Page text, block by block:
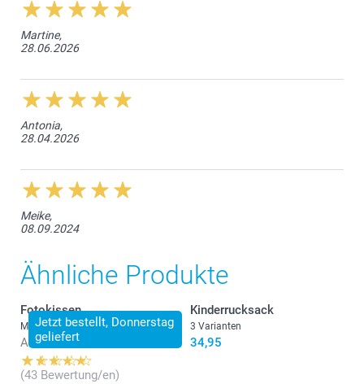
Martine,
28.06.2026
Antonia,
28.04.2026
Meike,
08.09.2024
Ähnliche Produkte
Jetzt bestellt, Donnerstag
geliefert
Fotokissen
Mehr als 10 Varianten
Ab 22,95
(43 Bewertung/en)
Kinderrucksack
3 Varianten
34,95